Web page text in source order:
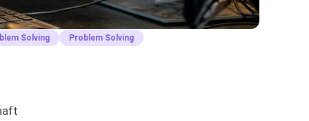
Solving Problem Solving